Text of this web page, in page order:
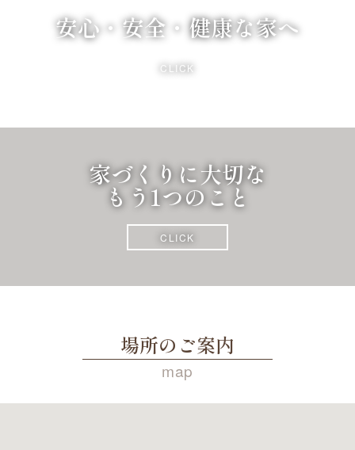
安心・安全・健康な家へ
CLICK
家づくりに大切な
もう1つのこと
CLICK
場所のご案内
map